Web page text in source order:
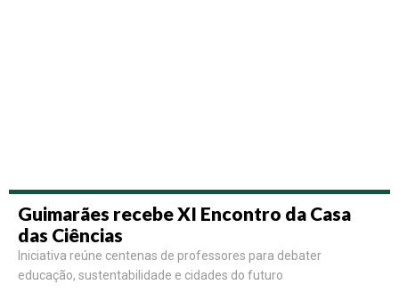
Guimarães recebe XI Encontro da Casa
das Ciências
Iniciativa reúne centenas de professores para debater
educação, sustentabilidade e cidades do futuro